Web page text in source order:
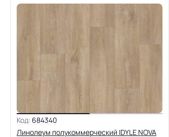
Код: 684340
Линолеум полукоммерческий IDYLE NOVA